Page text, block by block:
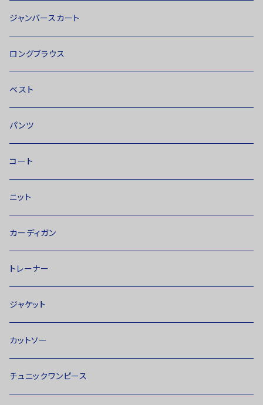
ジャンバースカート
ロングブラウス
ベスト
パンツ
コート
ニット
カーディガン
トレーナー
ジャケット
カットソー
チュニックワンピース